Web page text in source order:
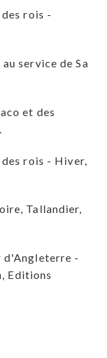
rois -
service de Sa
et des
rois - Hiver,
Tallandier,
-
Editions